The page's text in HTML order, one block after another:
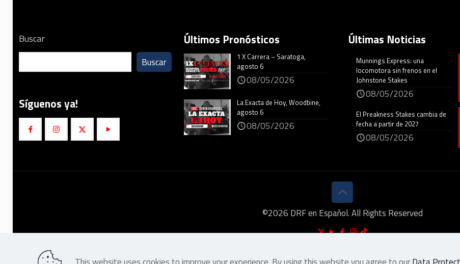
Buscar
Buscar
Síguenos ya!
Últimos Pronósticos
1 X Carrera – Saratoga,
agosto 6
08/05/2026
La Exacta de Hoy, Woodbine,
agosto 6
08/05/2026
Últimas Noticias
Munnings Express: una
locomotora sin frenos en el
Johnstone Stakes
08/05/2026
El Preakness Stakes cambia de
fecha a partir de 2027
08/05/2026
©2026 DRF en Español. All Rights Reserved